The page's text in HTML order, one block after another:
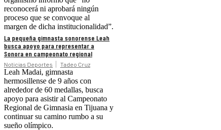
reconocerá ni aprobará ningún
proceso que se convoque al
margen de dicha institucionalidad”.
La pequeña gimnasta sonorense Leah
busca apoyo para representar a
Sonora en campeonato regional
Noticias Deportes Tadeo Cruz
Leah Madai, gimnasta
hermosillense de 9 años con
alrededor de 60 medallas, busca
apoyo para asistir al Campeonato
Regional de Gimnasia en Tijuana y
continuar su camino rumbo a su
sueño olímpico.